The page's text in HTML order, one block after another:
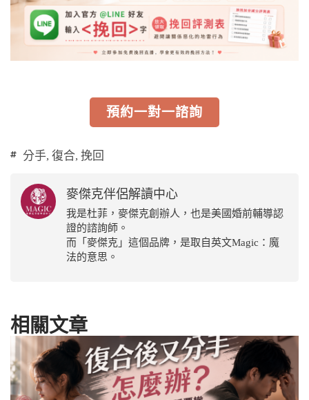
預約一對一諮詢
分手, 復合, 挽回
麥傑克伴侶解讀中心
我是杜菲，麥傑克創辦人，也是美國婚前輔導認
證的諮詢師。
而「麥傑克」這個品牌，是取自英文Magic：魔
法的意思。
相關文章